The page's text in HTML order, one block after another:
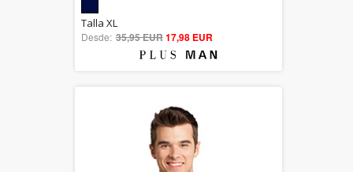
out of 5
Talla XL
Desde: 35,95 EUR17,98 EUR